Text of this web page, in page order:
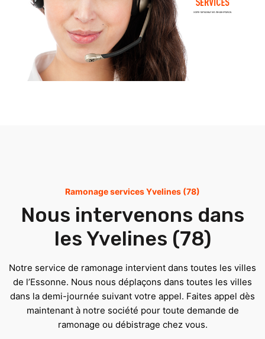
Ramonage services Yvelines (78)
Nous intervenons dans
les Yvelines (78)
Notre service de ramonage intervient dans toutes les villes
de l’Essonne. Nous nous déplaçons dans toutes les villes
dans la demi-journée suivant votre appel. Faites appel dès
maintenant à notre société pour toute demande de
ramonage ou débistrage chez vous.